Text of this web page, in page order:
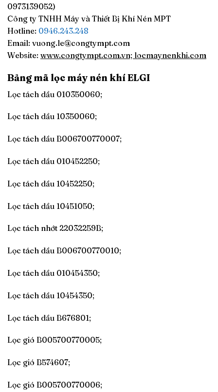
0973139052)
Công ty TNHH Máy và Thiết Bị Khí Nén MPT
Hotline: 0946.243.248
Email: vuong.le@congtympt.com
Website: www.congtympt.com.vn; locmaynenkhi.com
Bảng mã lọc máy nén khí ELGI
Lọc tách dầu 010350060;
Lọc tách dầu 10350060;
Lọc tách dầu B006700770007;
Lọc tách dầu 010452250;
Lọc tách dầu 10452250;
Lọc tách dầu 10451050;
Lọc tách nhớt 22032259B;
Lọc tách dầu B006700770010;
Lọc tách dầu 010454350;
Lọc tách dầu 10454350;
Lọc tách dầu B676801;
Lọc gió B005700770005;
Lọc gió B574607;
Lọc gió B005700770006;